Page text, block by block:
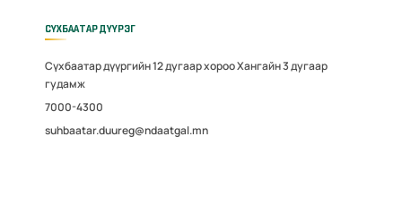
СҮХБААТАР ДҮҮРЭГ
Сүхбаатар дүүргийн 12 дугаар хороо Хангайн 3 дугаар
гудамж
7000-4300
suhbaatar.duureg@ndaatgal.mn